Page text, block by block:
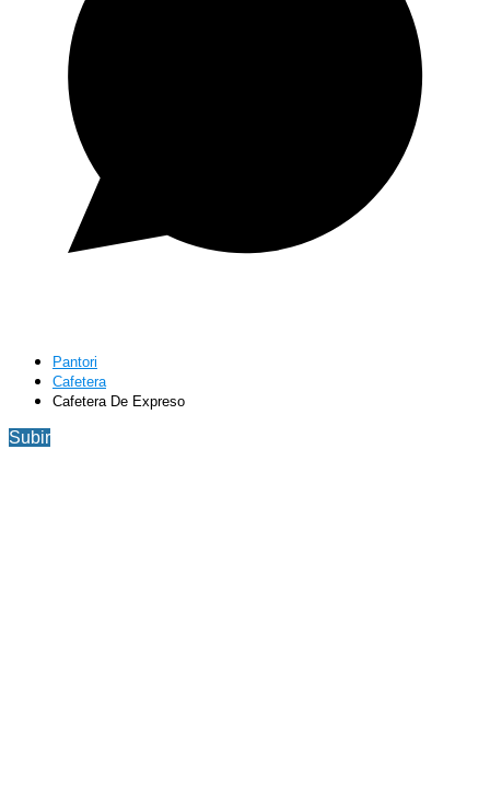
Pantori
Cafetera
Cafetera De Expreso
Subir